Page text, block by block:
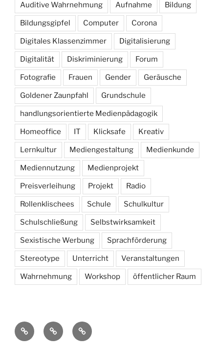
Auditive Wahrnehmung Aufnahme Bildung
Bildungsgipfel Computer Corona
Digitales Klassenzimmer Digitalisierung
Digitalität Diskriminierung Forum
Fotografie Frauen Gender Geräusche
Goldener Zaunpfahl Grundschule
handlungsorientierte Medienpädagogik
Homeoffice IT Klicksafe Kreativ
Lernkultur Mediengestaltung Medienkunde
Mediennutzung Medienprojekt
Preisverleihung Projekt Radio
Rollenklischees Schule Schulkultur
Schulschließung Selbstwirksamkeit
Sexistische Werbung Sprachförderung
Stereotype Unterricht Veranstaltungen
Wahrnehmung Workshop öffentlicher Raum
Kontakt DatenschutzImpressum